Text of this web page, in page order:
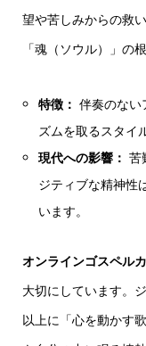
望や苦しみからの救
「魂（ソウル）」の
特徴： 伴奏のない
ズムを取るスタイル
現代への影響： 苦
ジティブな精神性
います。
オンラインゴスペル
大切にしています。
以上に「心を動かす